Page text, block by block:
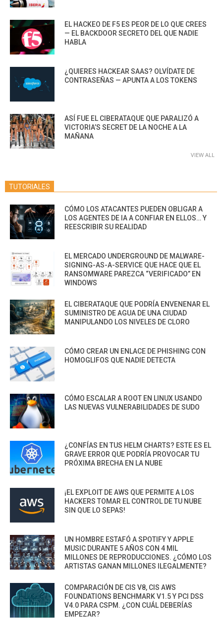
EL HACKEO DE F5 ES PEOR DE LO QUE CREES
— EL BACKDOOR SECRETO DEL QUE NADIE
HABLA
¿QUIERES HACKEAR SAAS? OLVÍDATE DE
CONTRASEÑAS — APUNTA A LOS TOKENS
ASÍ FUE EL CIBERATAQUE QUE PARALIZÓ A
VICTORIA’S SECRET DE LA NOCHE A LA
MAÑANA
VIEW ALL
TUTORIALES
CÓMO LOS ATACANTES PUEDEN OBLIGAR A
LOS AGENTES DE IA A CONFIAR EN ELLOS… Y
REESCRIBIR SU REALIDAD
EL MERCADO UNDERGROUND DE MALWARE-
SIGNING-AS-A-SERVICE QUE HACE QUE EL
RANSOMWARE PAREZCA “VERIFICADO” EN
WINDOWS
EL CIBERATAQUE QUE PODRÍA ENVENENAR EL
SUMINISTRO DE AGUA DE UNA CIUDAD
MANIPULANDO LOS NIVELES DE CLORO
CÓMO CREAR UN ENLACE DE PHISHING CON
HOMOGLIFOS QUE NADIE DETECTA
CÓMO ESCALAR A ROOT EN LINUX USANDO
LAS NUEVAS VULNERABILIDADES DE SUDO
¿CONFÍAS EN TUS HELM CHARTS? ESTE ES EL
GRAVE ERROR QUE PODRÍA PROVOCAR TU
PRÓXIMA BRECHA EN LA NUBE
¡EL EXPLOIT DE AWS QUE PERMITE A LOS
HACKERS TOMAR EL CONTROL DE TU NUBE
SIN QUE LO SEPAS!
UN HOMBRE ESTAFÓ A SPOTIFY Y APPLE
MUSIC DURANTE 5 AÑOS CON 4 MIL
MILLONES DE REPRODUCCIONES. ¿CÓMO LOS
ARTISTAS GANAN MILLONES ILEGALMENTE?
COMPARACIÓN DE CIS V8, CIS AWS
FOUNDATIONS BENCHMARK V1.5 Y PCI DSS
V4.0 PARA CSPM. ¿CON CUÁL DEBERÍAS
EMPEZAR?